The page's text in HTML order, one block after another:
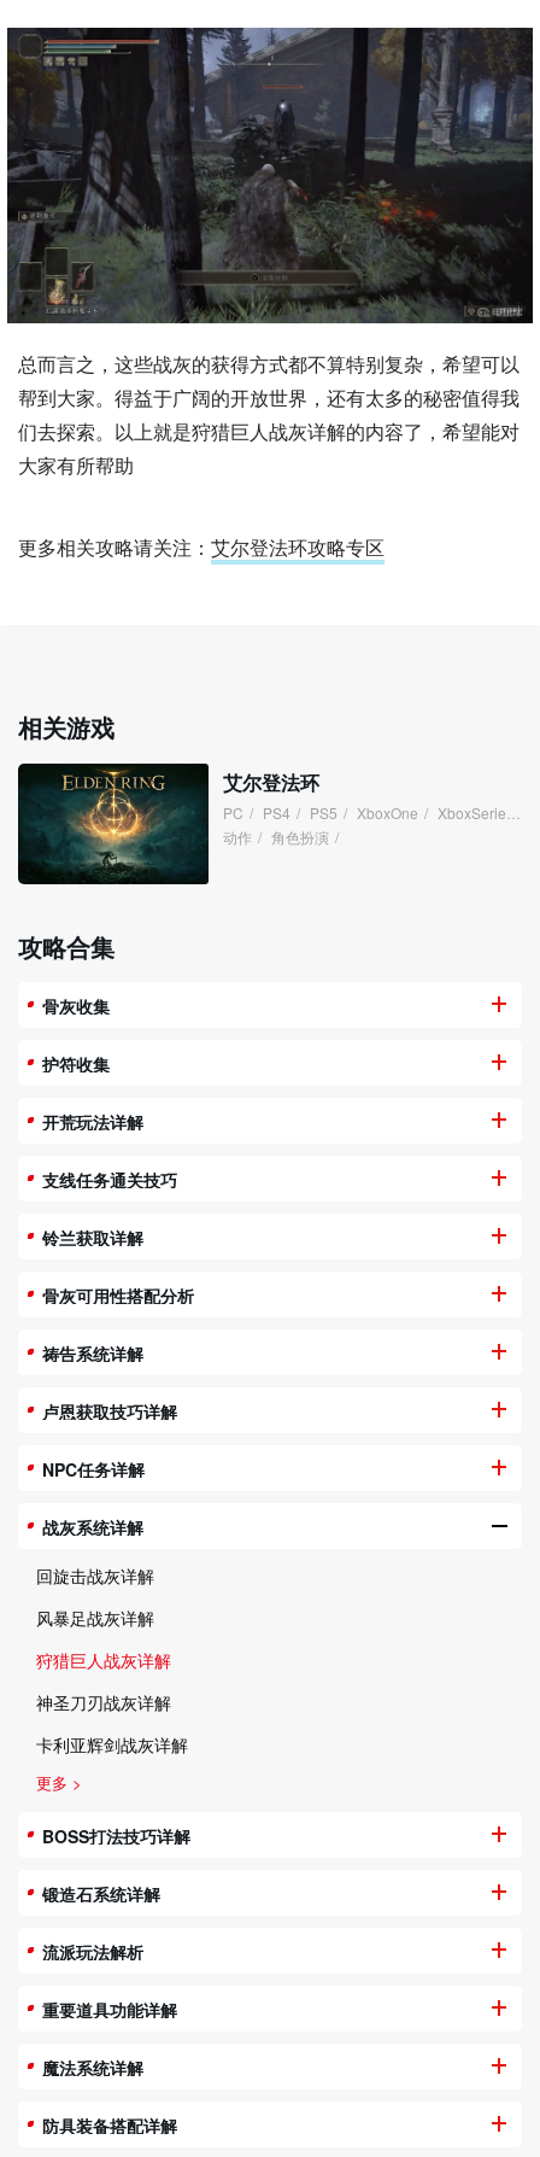
总而言之，这些战灰的获得方式都不算特别复杂，希望可以
帮到大家。得益于广阔的开放世界，还有太多的秘密值得我
们去探索。以上就是狩猎巨人战灰详解的内容了，希望能对
大家有所帮助
更多相关攻略请关注： 艾尔登法环攻略专区
相关游戏
艾尔登法环
PC / PS4 / PS5 / XboxOne / XboxSeries
动作 / 角色扮演 /
攻略合集
骨灰收集
护符收集
开荒玩法详解
支线任务通关技巧
铃兰获取详解
骨灰可用性搭配分析
祷告系统详解
卢恩获取技巧详解
NPC任务详解
战灰系统详解
回旋击战灰详解
风暴足战灰详解
狩猎巨人战灰详解
神圣刀刃战灰详解
卡利亚辉剑战灰详解
更多 >
BOSS打法技巧详解
锻造石系统详解
流派玩法解析
重要道具功能详解
魔法系统详解
防具装备搭配详解